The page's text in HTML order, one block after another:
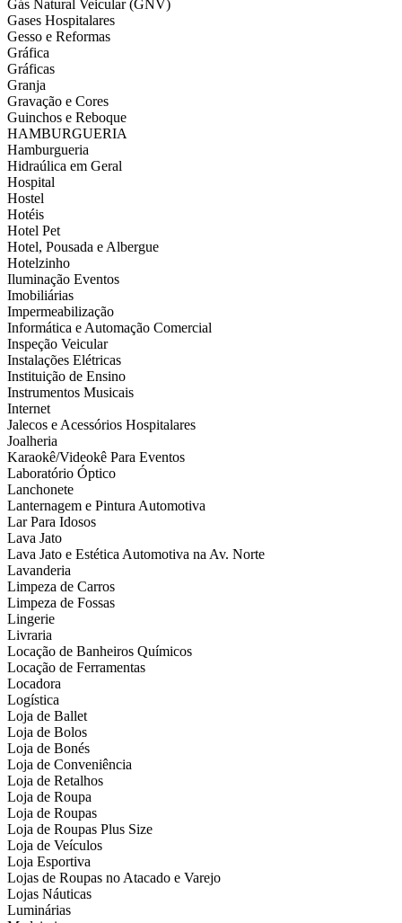
Gás Natural Veicular (GNV)
Gases Hospitalares
Gesso e Reformas
Gráfica
Gráficas
Granja
Gravação e Cores
Guinchos e Reboque
HAMBURGUERIA
Hamburgueria
Hidraúlica em Geral
Hospital
Hostel
Hotéis
Hotel Pet
Hotel, Pousada e Albergue
Hotelzinho
Iluminação Eventos
Imobiliárias
Impermeabilização
Informática e Automação Comercial
Inspeção Veicular
Instalações Elétricas
Instituição de Ensino
Instrumentos Musicais
Internet
Jalecos e Acessórios Hospitalares
Joalheria
Karaokê/Videokê Para Eventos
Laboratório Óptico
Lanchonete
Lanternagem e Pintura Automotiva
Lar Para Idosos
Lava Jato
Lava Jato e Estética Automotiva na Av. Norte
Lavanderia
Limpeza de Carros
Limpeza de Fossas
Lingerie
Livraria
Locação de Banheiros Químicos
Locação de Ferramentas
Locadora
Logística
Loja de Ballet
Loja de Bolos
Loja de Bonés
Loja de Conveniência
Loja de Retalhos
Loja de Roupa
Loja de Roupas
Loja de Roupas Plus Size
Loja de Veículos
Loja Esportiva
Lojas de Roupas no Atacado e Varejo
Lojas Náuticas
Luminárias